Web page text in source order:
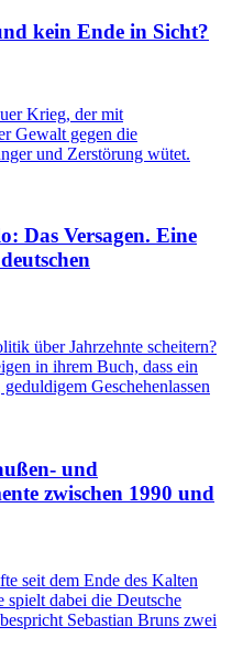
kein Ende in Sicht?
Krieg, der mit
Gewalt gegen die
und Zerstörung wütet.
Das Versagen. Eine
über Jahrzehnte scheitern?
in ihrem Buch, dass ein
Geschehenlassen
und
zwischen 1990 und
seit dem Ende des Kalten
dabei die Deutsche
Sebastian Bruns zwei